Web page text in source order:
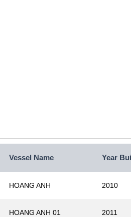
Vessel Name Year
HOANG ANH 2010
HOANG ANH 01 2011